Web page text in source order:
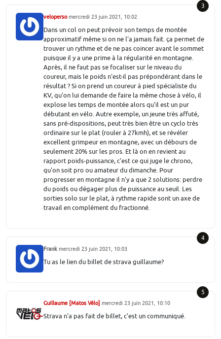
3
velopersomercredi 23 juin 2021, 10:02
Dans un col on peut prévoir son temps de montée
approximatif même si on ne l'a jamais fait. ça permet de
trouver un rythme et de ne pas coincer avant le sommet
puisque il y a une prime à la régularité en montagne.
Après, il ne faut pas se focaliser sur le niveau du
coureur, mais le poids n'est-il pas prépondérant dans le
résultat ? Si on prend un coureur à pied spécialiste du
KV, qu'on lui demande de faire la même chose à vélo, il
explose les temps de montée alors qu'il est un pur
débutant en vélo. Autre exemple, un jeune très affuté,
sans pré-dispositions, peut très bien être un cyclo très
ordinaire sur le plat (rouler à 27kmh), et se révéler
excellent grimpeur en montagne, avec un débours de
seulement 20% sur les pros. Et là on en revient au
rapport poids-puissance, c'est ce qui juge le chrono,
qu'on soit pro ou amateur du dimanche. Pour
progresser en montagne il n'y a que 2 solutions: perdre
du poids ou dégager plus de puissance au seuil. Les
sorties solo sur le plat, à rythme rapide sont un axe de
travail en complément du fractionné.
4
Frank mercredi 23 juin 2021, 10:03
Tu as le lien du billet de strava guillaume?
5
Guillaume [Matos Vélo] mercredi 23 juin 2021, 10:10
Strava n'a pas fait de billet, c'est un communiqué.